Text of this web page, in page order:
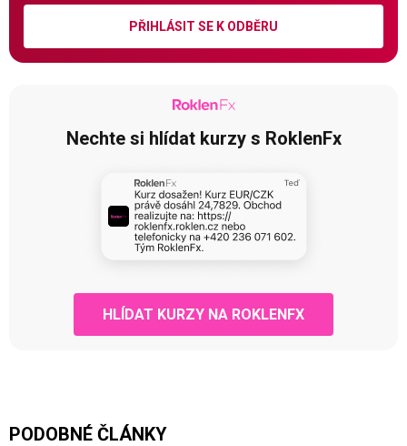
PŘIHLÁSIT SE K ODBĚRU
Nechte si hlídat kurzy s RoklenFx
HLÍDAT KURZY NA ROKLENFX
PODOBNÉ ČLÁNKY